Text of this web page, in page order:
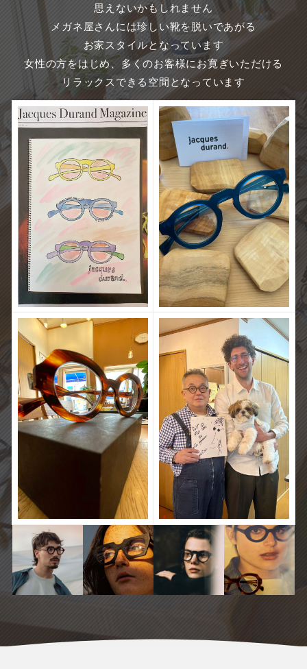
思えないかもしれません
メガネ屋さんには珍しい靴を脱いであがる
お家スタイルとなっています
女性の方をはじめ、多くのお客様にお寛ぎいただける
リラックスできる空間となっています